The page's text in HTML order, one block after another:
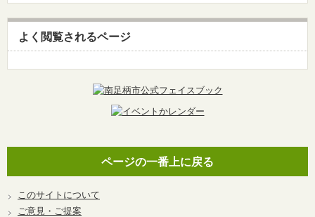
よく閲覧されるページ
ページの一番上に戻る
このサイトについて
ご意見・ご提案